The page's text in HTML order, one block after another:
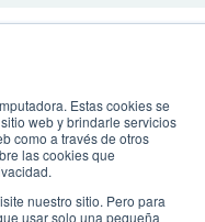
Estas cookies se
web y brindarle servicios
como a través de otros
las cookies que
nuestro sitio. Pero para
usar solo una pequeña
usar una resolución de
utilizar microsoft
Firefox